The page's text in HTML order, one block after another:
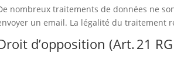
nombreux traitements de données ne
un email. La légalité du traitement
d’opposition (Art. 21